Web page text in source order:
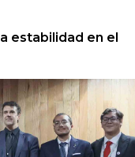
estabilidad en el